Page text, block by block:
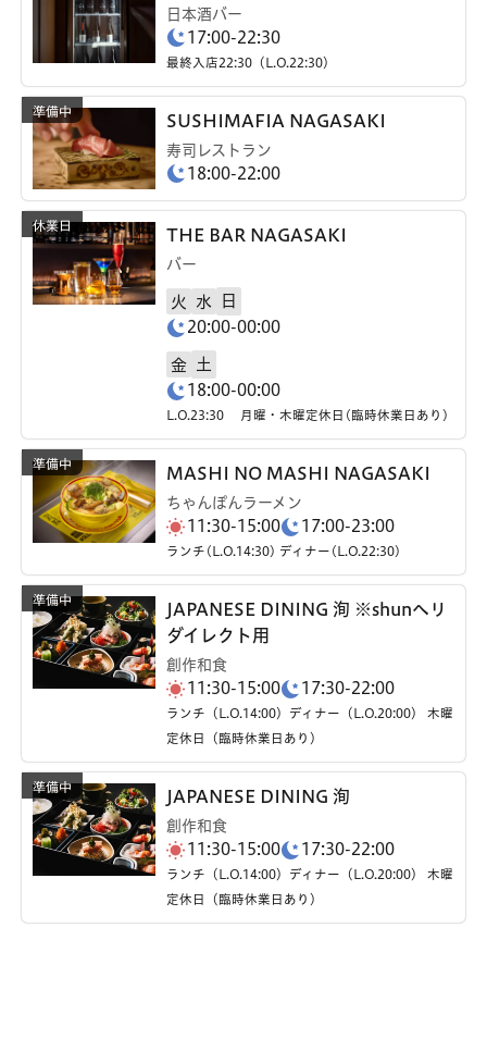
日本酒バー
17:00-22:30
最終入店22:30（L.O.22:30）
SUSHIMAFIA NAGASAKI
寿司レストラン
18:00-22:00
THE BAR NAGASAKI
バー
火 水
日
20:00-00:00
金
土
18:00-00:00
L.O.23:30 月曜・木曜定休日(臨時休業日あり)
MASHI NO MASHI NAGASAKI
ちゃんぽんラーメン
11:30-15:00 17:00-23:00
ランチ(L.O.14:30) ディナー(L.O.22:30)
JAPANESE DINING 洵 ※shunへリ
ダイレクト用
創作和食
11:30-15:00 17:30-22:00
ランチ（L.O.14:00）ディナー（L.O.20:00） 木曜
定休日（臨時休業日あり）
JAPANESE DINING 洵
創作和食
11:30-15:00 17:30-22:00
ランチ（L.O.14:00）ディナー（L.O.20:00） 木曜
定休日（臨時休業日あり）